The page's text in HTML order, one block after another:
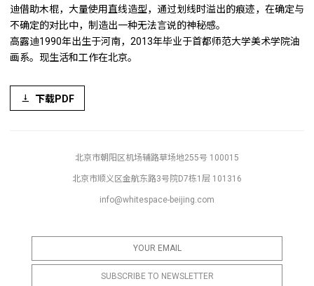
迪借助木棍，大量使用直线造型，通过划线时溢出的痕迹，在确定与
不确定的对比中，制造出一种无法言说的神秘感。
高露迪1990年出生于河南，2013年毕业于首都师范大学美术学院油
画系。现生活和工作在北京。
下载PDF
北京市朝阳区机场辅路草场地255号 100015
北京市顺义区金航东路3号院D7栋1层 101316
info@whitespace-beijing.com